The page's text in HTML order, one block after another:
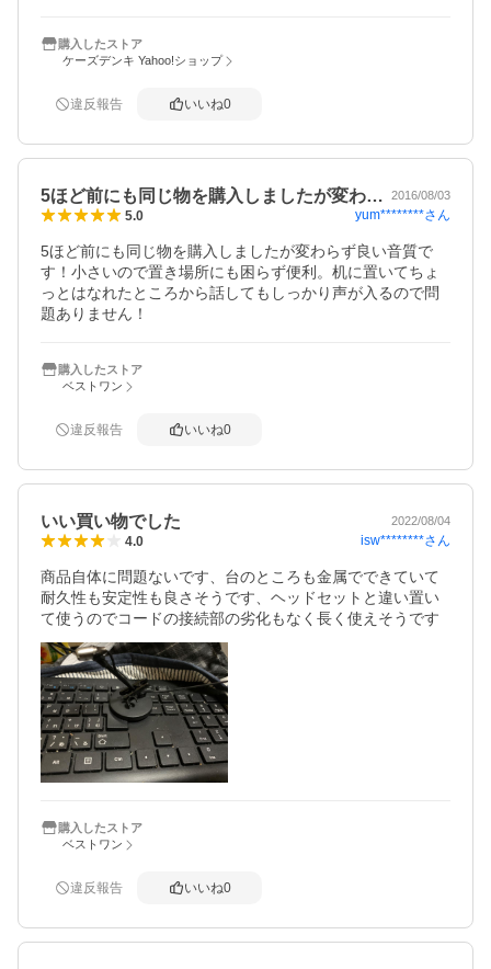
購入したストア
ケーズデンキ Yahoo!ショップ
違反報告 いいね0
5ほど前にも同じ物を購入しましたが変わ… 2016/08/03
5.0 yum********さん
5ほど前にも同じ物を購入しましたが変わらず良い音質で
す！小さいので置き場所にも困らず便利。机に置いてちょ
っとはなれたところから話してもしっかり声が入るので問
題ありません！
購入したストア
ベストワン
違反報告 いいね0
いい買い物でした 2022/08/04
4.0 isw********さん
商品自体に問題ないです、台のところも金属でできていて
耐久性も安定性も良さそうです、ヘッドセットと違い置い
て使うのでコードの接続部の劣化もなく長く使えそうです
購入したストア
ベストワン
違反報告 いいね0